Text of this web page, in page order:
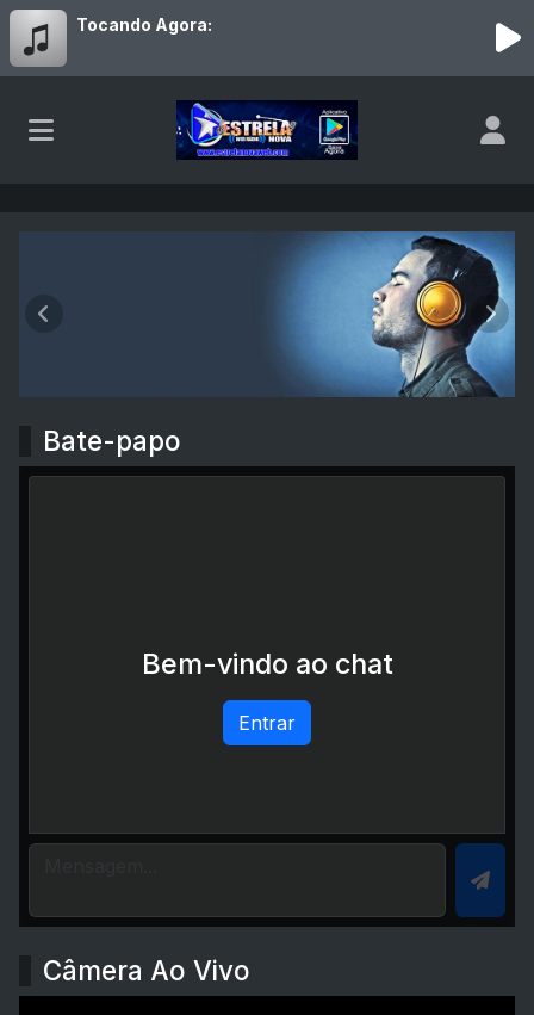
Tocando Agora:
Estrela Nova Web
Anterior
Bate-papo
Bem-vindo ao chat
Entrar
Câmera Ao Vivo